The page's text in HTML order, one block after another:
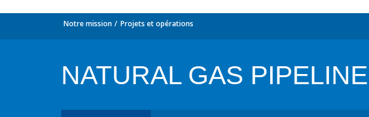
Notre mission Projets et opérations
NATURAL GAS PIPELINE